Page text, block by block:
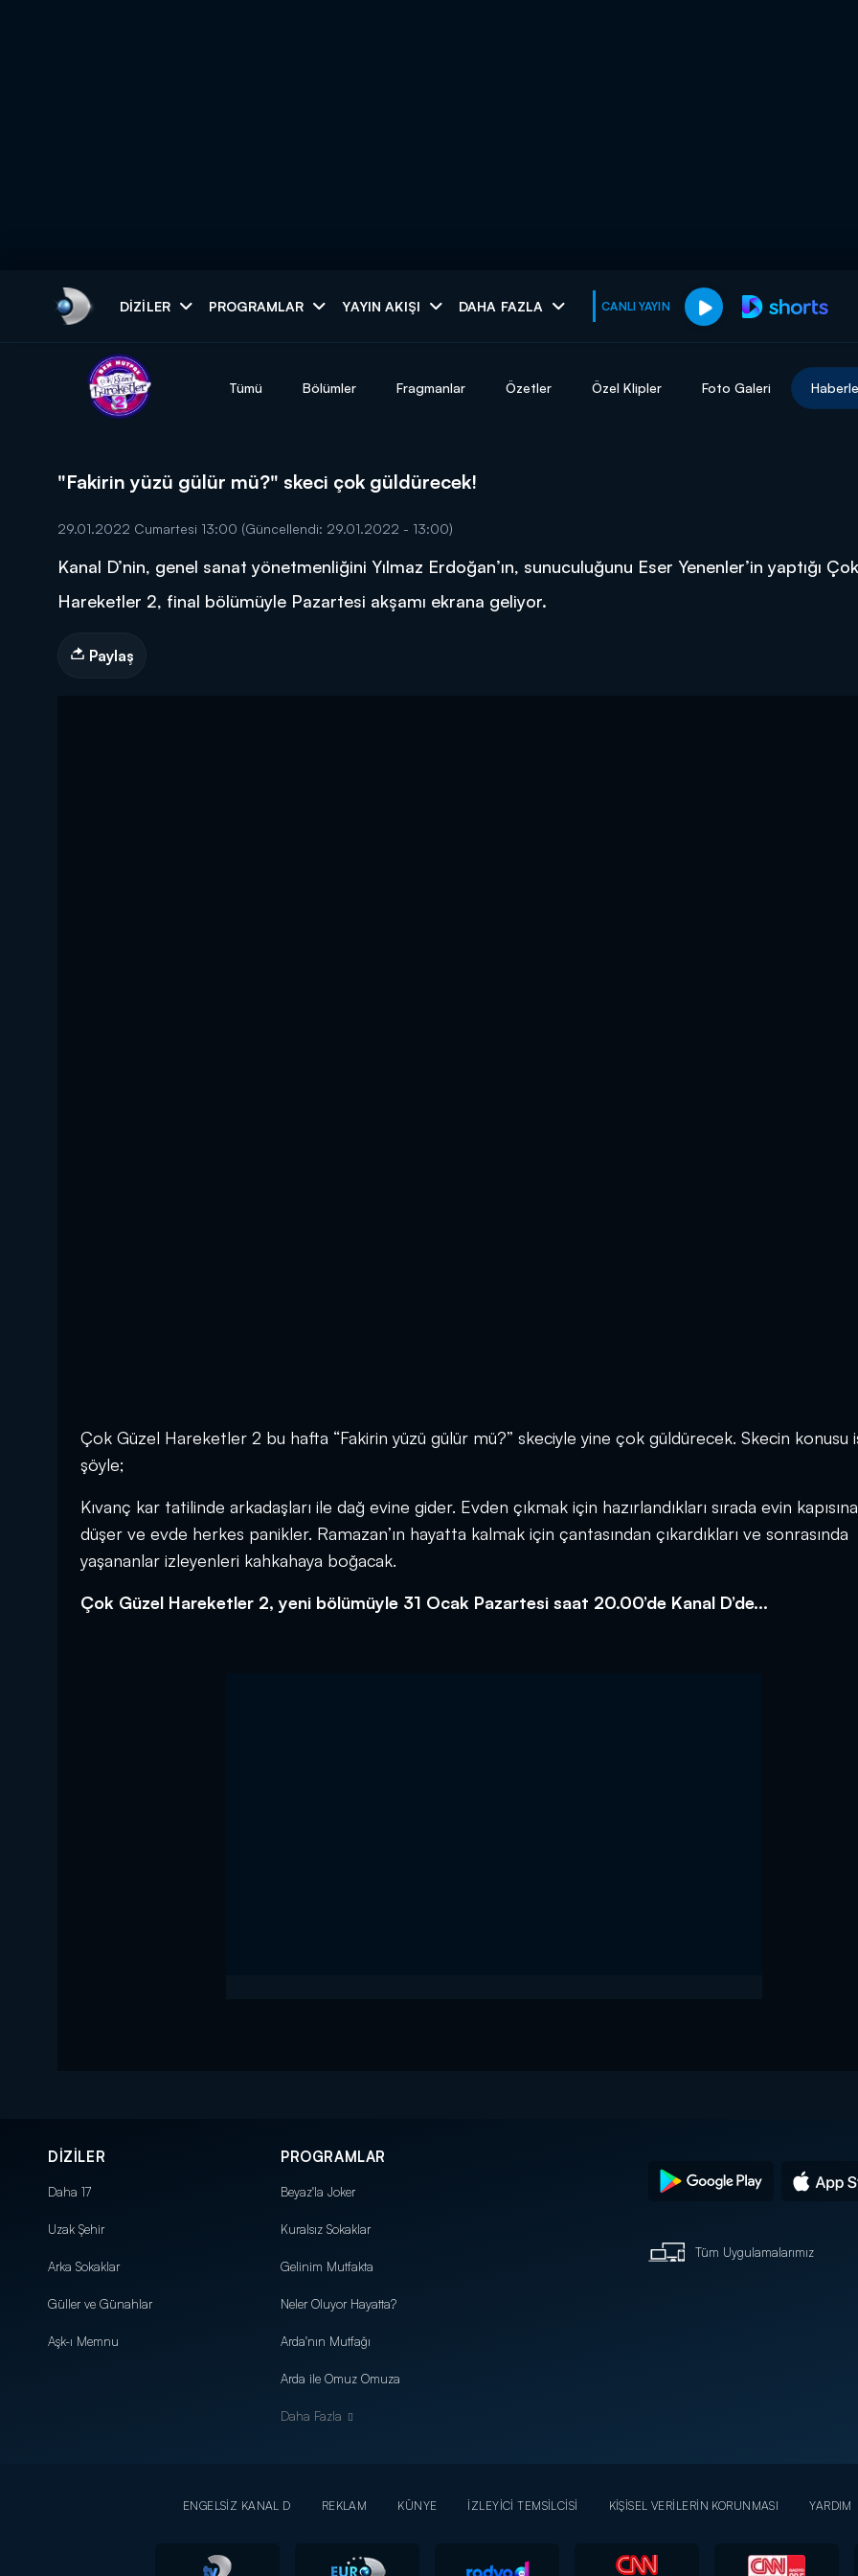
DIZILER PROGRAMLAR YAYIN AKIŞI DAHA FAZLA CANLI YAYIN
muhteşem ikili
DİĞER SONUÇLAR
Tümü Bölümler Fragmanlar Özetler Özel Klipler Foto Galeri
"Fakirin yüzü gülür mü?" skeci çok güldürecek!
29.01.2022 Cumartesi 13:00 (Güncellendi: 29.01.2022 - 13:00)
Kanal D’nin, genel sanat yönetmenliğini Yılmaz Erdoğan’ın, sunuculuğunu Eser Yenenler’in yaptığı
Hareketler 2, final bölümüyle Pazartesi akşamı ekrana geliyor.
Paylaş
Çok Güzel Hareketler 2 bu hafta “Fakirin yüzü gülür mü?” skeciyle yine çok güldürecek. Skecin konusu
şöyle;
Kıvanç kar tatilinde arkadaşları ile dağ evine gider. Evden çıkmak için hazırlandıkları sırada evin
düşer ve evde herkes panikler. Ramazan’ın hayatta kalmak için çantasından çıkardıkları ve sonrasında
yaşananlar izleyenleri kahkahaya boğacak.
Çok Güzel Hareketler 2, yeni bölümüyle 31 Ocak Pazartesi saat 20.00’de Kanal D’de...
DİZİLER
Daha 17
Uzak Şehir
Arka Sokaklar
Güller ve Günahlar
Aşk-ı Memnu
PROGRAMLAR
Beyaz'la Joker
Kuralsız Sokaklar
Gelinim Mutfakta
Neler Oluyor Hayatta?
Arda'nın Mutfağı
Arda ile Omuz Omuza
Daha Fazla
Tüm Uygulamalarımız
ENGELSİZ KANAL D REKLAM KÜNYE İZLEYİCİ TEMSİLCİSİ KİŞİSEL VERİLERİN KORUNMASI YARDIM